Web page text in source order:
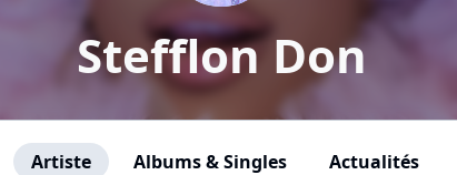
Stefflon Don
Artiste Albums & Singles Actualités